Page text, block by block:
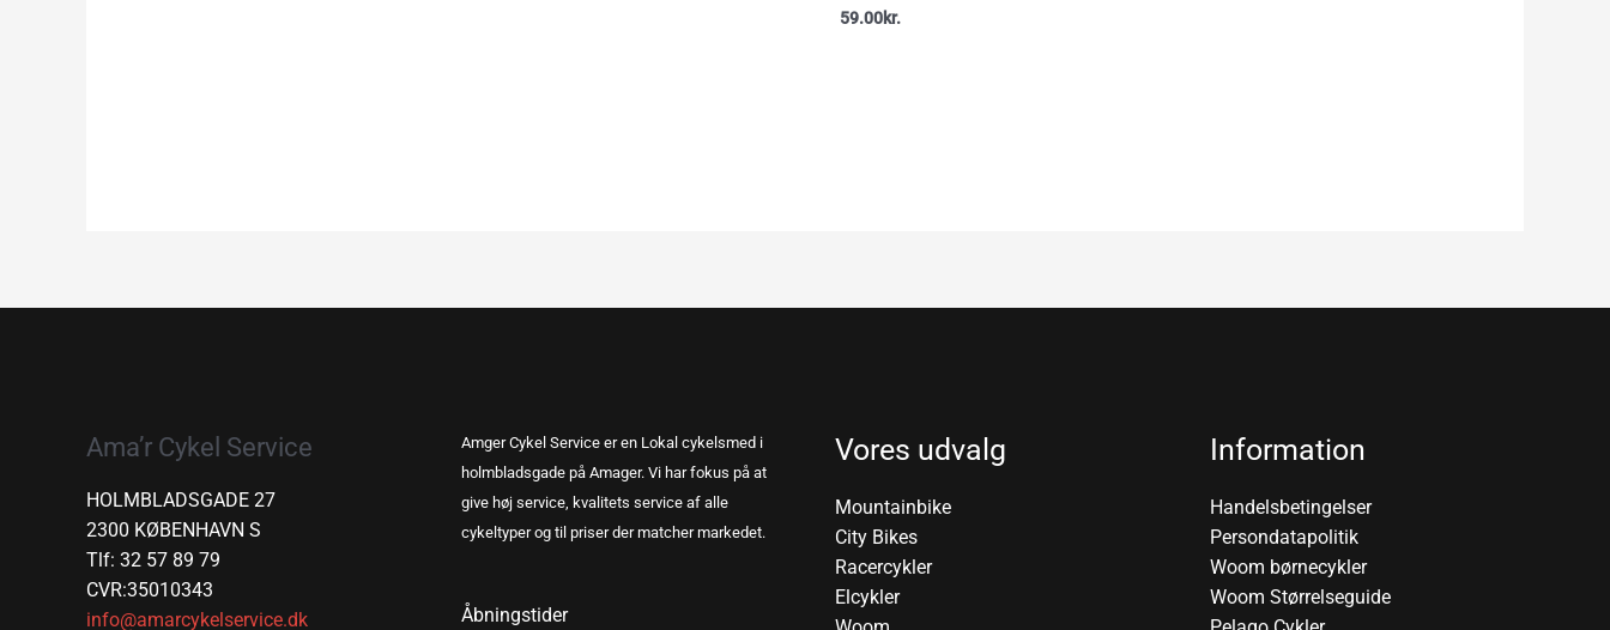
59.00kr.
Ama’r Cykel Service
HOLMBLADSGADE 27
2300 KØBENHAVN S
Tlf: 32 57 89 79
CVR:35010343
info@amarcykelservice.dk
Amger Cykel Service er en Lokal cykelsmed i
holmbladsgade på Amager. Vi har fokus på at
give høj service, kvalitets service af alle
cykeltyper og til priser der matcher markedet.
Åbningstider
Vores udvalg
Mountainbike
City Bikes
Racercykler
Elcykler
Information
Handelsbetingelser
Persondatapolitik
Woom børnecykler
Woom Størrelseguide